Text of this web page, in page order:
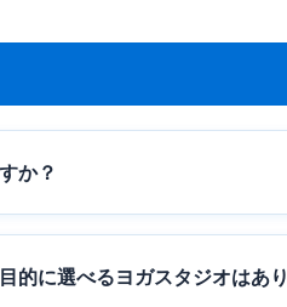
か？
的に選べるヨガスタジオはあ